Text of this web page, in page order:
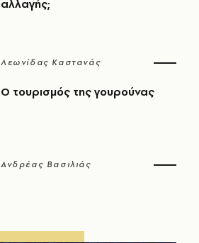
αλλαγής;
Λεωνίδας Καστανάς
Ο τουρισμός της γουρούνας
Ανδρέας Βασιλιάς